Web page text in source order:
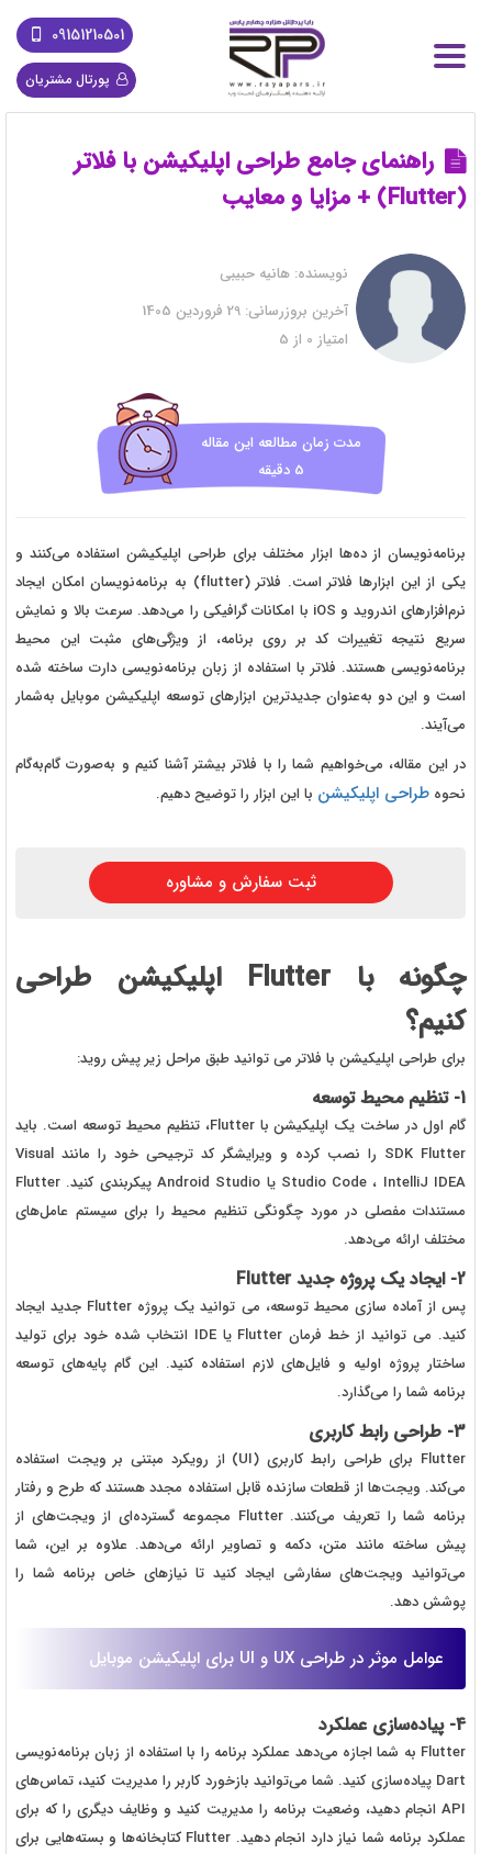
09151210501
پورتال مشتریان
راهنمای جامع طراحی اپلیکیشن با فلاتر
(Flutter) + مزایا و معایب
نویسنده: هانیه حبیبی
آخرین بروزرسانی:
امتیاز 0 از 5
مدت زمان مطالعه این مقاله
5 دقیقه
برنامه‌نویسان از ده‌ها ابزار مختلف برای طراحی اپلیکیشن استفاده می‌کنند و
یکی از این ابزارها فلاتر است. فلاتر (flutter) به برنامه‌نویسان امکان ایجاد
نرم‌افزارهای اندروید و iOS با امکانات گرافیکی را می‌دهد. سرعت بالا و نمایش
سریع نتیجه تغییرات کد بر روی برنامه، از ویژگی‌های مثبت این محیط
برنامه‌نویسی هستند. فلاتر با استفاده از زبان برنامه‌نویسی دارت ساخته شده
است و این دو به‌عنوان جدیدترین ابزارهای توسعه اپلیکیشن موبایل به‌شمار
می‌آیند.
در این مقاله، می‌خواهیم شما را با فلاتر بیشتر آشنا کنیم و به‌صورت گام‌به‌گام
نحوه طراحی اپلیکیشن با این ابزار را توضیح دهیم.
ثبت سفارش و مشاوره
چگونه با Flutter اپلیکیشن طراحی
کنیم؟
برای طراحی اپلیکیشن با فلاتر می توانید طبق مراحل زیر پیش روید:
1- تنظیم محیط توسعه
گام اول در ساخت یک اپلیکیشن با Flutter، تنظیم محیط توسعه است. باید
SDK Flutter را نصب کرده و ویرایشگر کد ترجیحی خود را مانند Visual
Studio Code ، IntelliJ IDEA یا Android Studio پیکربندی کنید. Flutter
مستندات مفصلی در مورد چگونگی تنظیم محیط را برای سیستم عامل‌های
مختلف ارائه می‌دهد.
2- ایجاد یک پروژه جدید Flutter
پس از آماده سازی محیط توسعه، می توانید یک پروژه Flutter جدید ایجاد
کنید. می توانید از خط فرمان Flutter یا IDE انتخاب شده خود برای تولید
ساختار پروژه اولیه و فایل‌های لازم استفاده کنید. این گام پایه‌های توسعه
برنامه شما را می‌گذارد.
3- طراحی رابط کاربری
Flutter برای طراحی رابط کاربری (UI) از رویکرد مبتنی بر ویجت استفاده
می‌کند. ویجت‌ها از قطعات سازنده قابل استفاده مجدد هستند که طرح و رفتار
برنامه شما را تعریف می‌کنند. Flutter مجموعه گسترده‌ای از ویجت‌های از
پیش ساخته مانند متن، دکمه و تصاویر ارائه می‌دهد. علاوه بر این، شما
می‌توانید ویجت‌های سفارشی ایجاد کنید تا نیازهای خاص برنامه شما را
پوشش دهد.
عوامل موثر در طراحی UX و UI برای اپلیکیشن موبایل
4- پیاده‌سازی عملکرد
Flutter به شما اجازه می‌دهد عملکرد برنامه را با استفاده از زبان برنامه‌نویسی
Dart پیاده‌سازی کنید. شما می‌توانید بازخورد کاربر را مدیریت کنید، تماس‌های
API انجام دهید، وضعیت برنامه را مدیریت کنید و وظایف دیگری را که برای
عملکرد برنامه شما نیاز دارد انجام دهید. Flutter کتابخانه‌ها و بسته‌هایی برای